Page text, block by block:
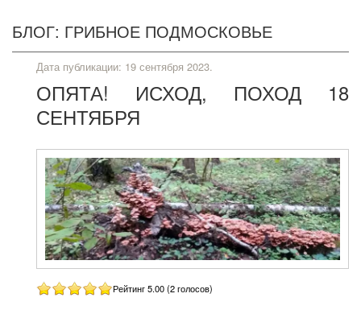
БЛОГ: ГРИБНОЕ ПОДМОСКОВЬЕ
Дата публикации: 19 сентября 2023.
ОПЯТА! ИСХОД, ПОХОД 18
СЕНТЯБРЯ
Рейтинг 5.00 (2 голосов)